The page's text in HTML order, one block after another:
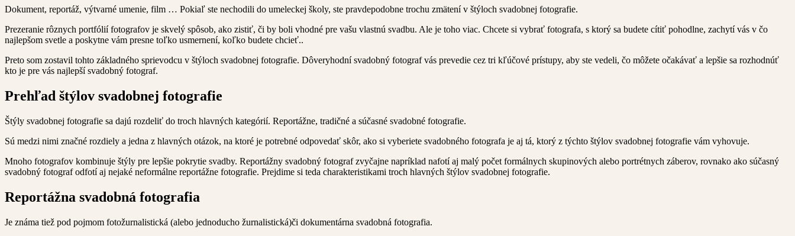
Dokument, reportáž, výtvarné umenie, film … Pokiaľ ste nechodili do umeleckej školy, ste pravdepodobne trochu zmätení v štýloch svadobnej fotografie.
Prezeranie rôznych portfólií fotografov je skvelý spôsob, ako zistiť, či by boli vhodné pre vašu vlastnú svadbu. Ale je toho viac. Chcete si vybrať fotografa, s ktorý sa budete cítiť pohodlne, zachytí vás v čo
najlepšom svetle a poskytne vám presne toľko usmernení, koľko budete chcieť..
Preto som zostavil tohto základného sprievodcu v štýloch svadobnej fotografie. Dôveryhodní svadobný fotograf vás prevedie cez tri kľúčové prístupy, aby ste vedeli, čo môžete očakávať a lepšie sa rozhodnúť
kto je pre vás najlepší svadobný fotograf.
Prehľad štýlov svadobnej fotografie
Štýly svadobnej fotografie sa dajú rozdeliť do troch hlavných kategórií. Reportážne, tradičné a súčasné svadobné fotografie.
Sú medzi nimi značné rozdiely a jedna z hlavných otázok, na ktoré je potrebné odpovedať skôr, ako si vyberiete svadobného fotografa je aj tá, ktorý z týchto štýlov svadobnej fotografie vám vyhovuje.
Mnoho fotografov kombinuje štýly pre lepšie pokrytie svadby. Reportážny svadobný fotograf zvyčajne napríklad nafotí aj malý počet formálnych skupinových alebo portrétnych záberov, rovnako ako súčasný
svadobný fotograf odfotí aj nejaké neformálne reportážne fotografie. Prejdime si teda charakteristikami troch hlavných štýlov svadobnej fotografie.
Reportážna svadobná fotografia
Je známa tiež pod pojmom fotožurnalistická (alebo jednoducho žurnalistická)či dokumentárna svadobná fotografia.